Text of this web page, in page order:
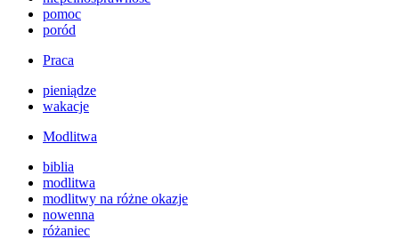
pomoc
poród
Praca
pieniądze
wakacje
Modlitwa
biblia
modlitwa
modlitwy na różne okazje
nowenna
różaniec